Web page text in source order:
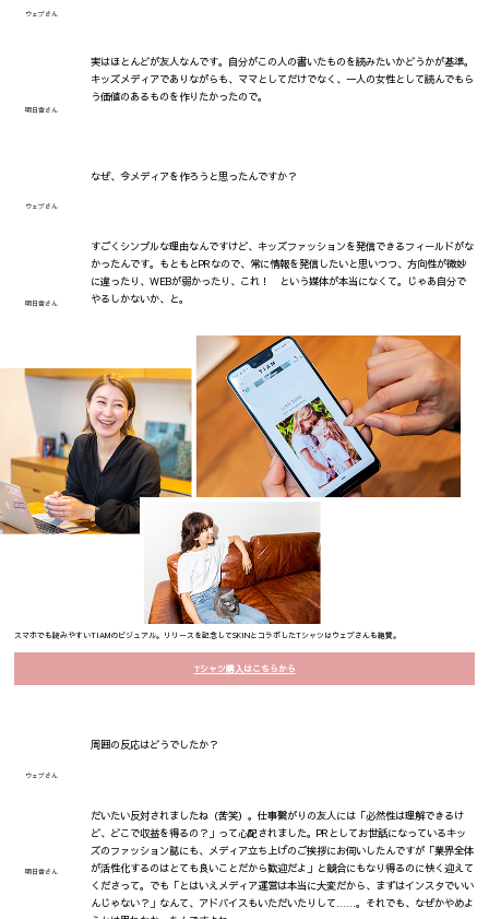
ウェブさん
明日香さん
実はほとんどが友人なんです。自分がこの人の書いたものを読みたいかどうかが基準。
キッズメディアでありながらも、ママとしてだけでなく、一人の女性として読んでもら
う価値のあるものを作りたかったので。
ウェブさん
なぜ、今メディアを作ろうと思ったんですか？
明日香さん
すごくシンプルな理由なんですけど、キッズファッションを発信できるフィールドがな
かったんです。もともとPRなので、常に情報を発信したいと思いつつ、方向性が微妙
に違ったり、WEBが弱かったり、これ！ という媒体が本当になくて。じゃあ自分で
やるしかないか、と。
スマホでも読みやすいTIAMのビジュアル。リリースを記念してSKINとコラボしたTシャツはウェブさんも絶賛。
Tシャツ購入はこちらから
ウェブさん
周囲の反応はどうでしたか？
明日香さん
だいたい反対されましたね（苦笑）。仕事繋がりの友人には「必然性は理解できるけ
ど、どこで収益を得るの？」って心配されました。PRとしてお世話になっているキッ
ズのファッション誌にも、メディア立ち上げのご挨拶にお伺いしたんですが「業界全体
が活性化するのはとても良いことだから歓迎だよ」と競合にもなり得るのに快く迎えて
くださって。でも「とはいえメディア運営は本当に大変だから、まずはインスタでいい
んじゃない？」なんて、アドバイスもいただいたりして……。それでも、なぜかやめよ